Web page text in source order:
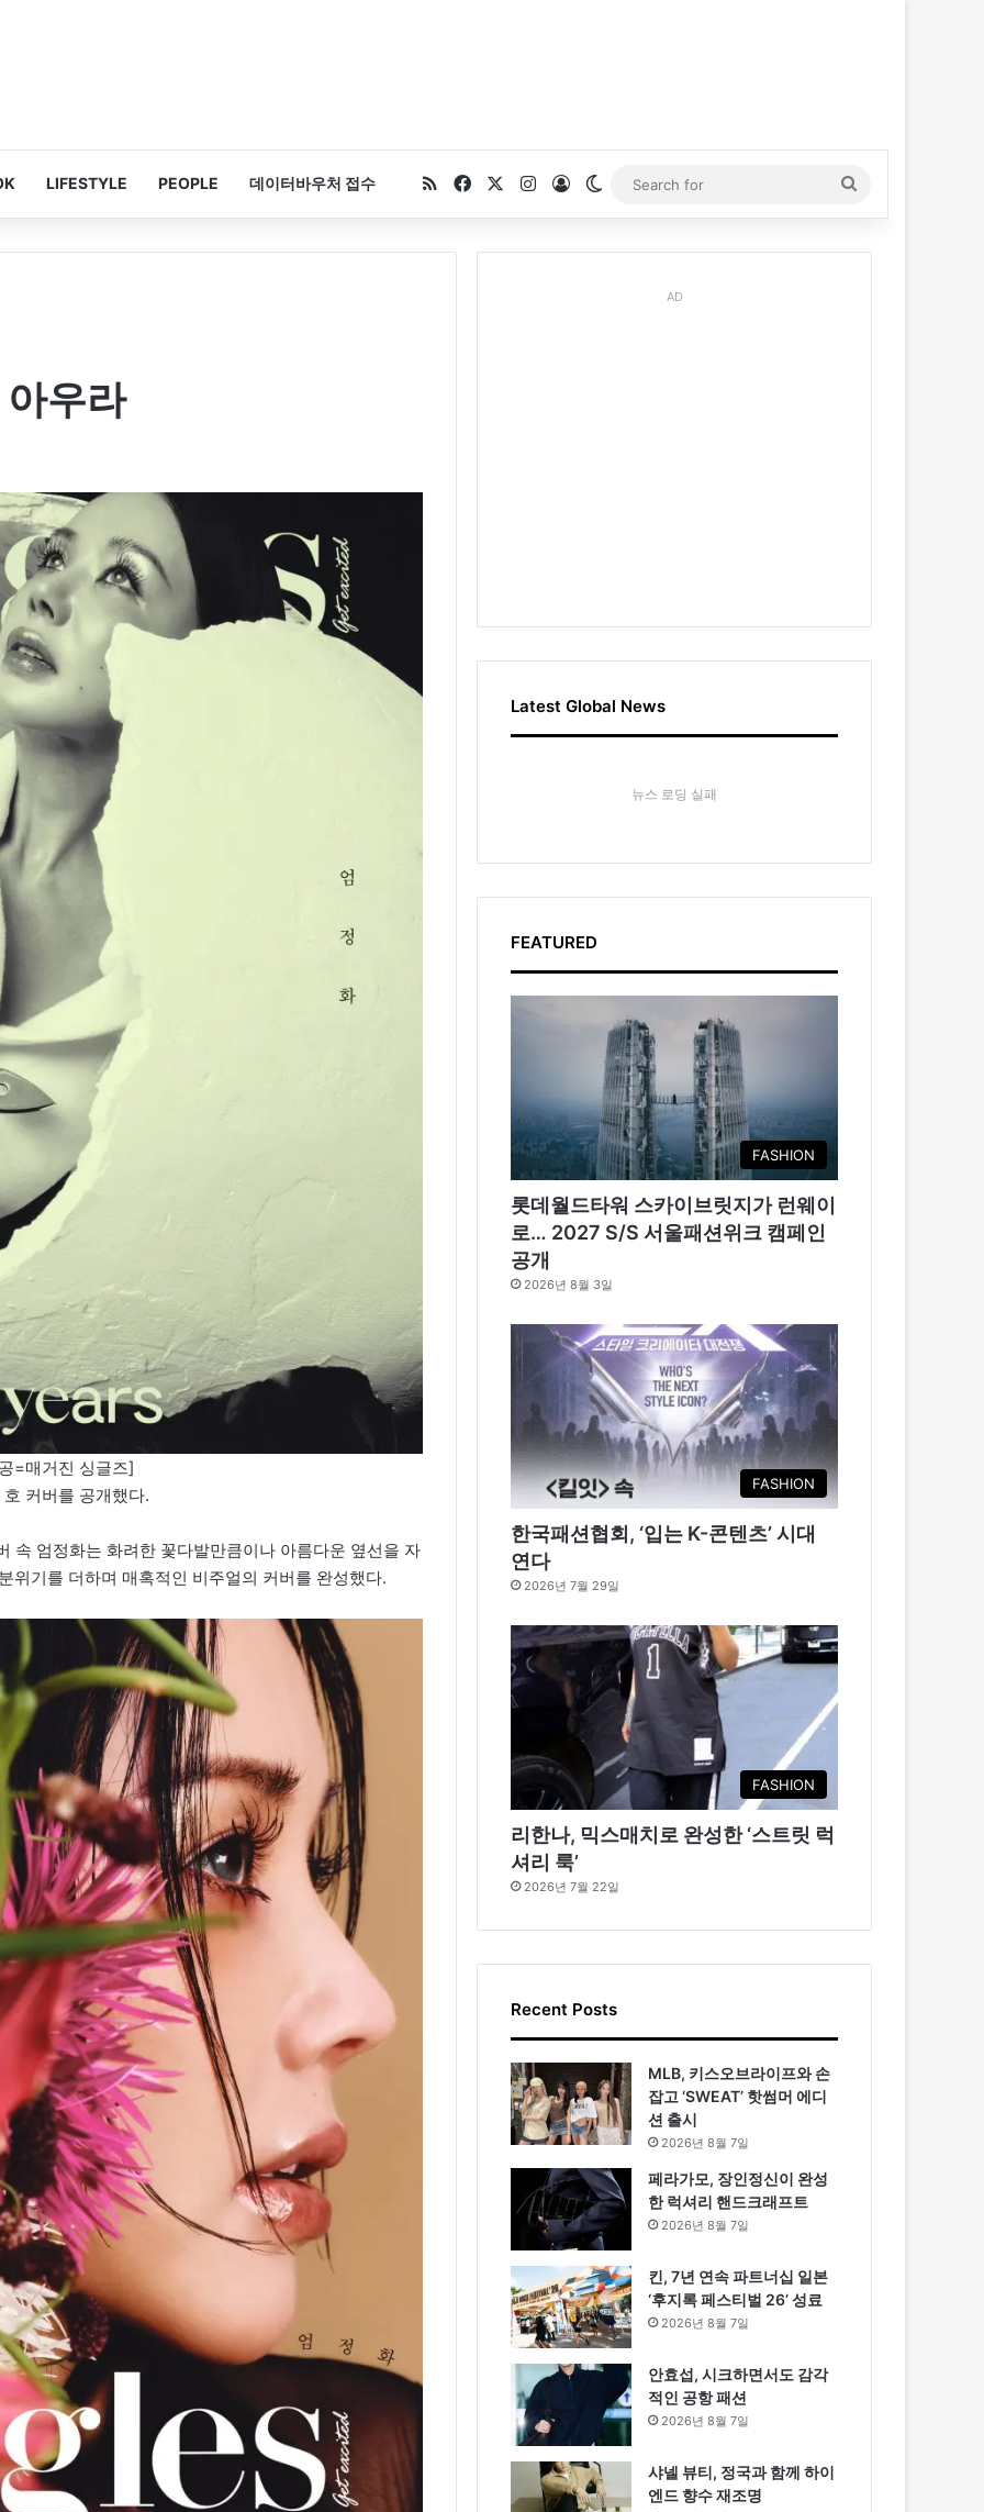
LIFESTYLE PEOPLE 데이터바우처 접수 RSSFacebookInstagram
Log InSwitch skin
for
우라
=매거진 싱글즈]
커버를 공개했다.
속 엄정화는 화려한 꽃다발만큼이나 아름다운 옆선을 자
위기를 더하며 매혹적인 비주얼의 커버를 완성했다.
AD
Latest Global News
뉴스 로딩 실패
FEATURED
FASHION
롯데월드타워 스카이브릿지가 런웨이
로… 2027 S/S 서울패션위크 캠페인
공개
2026년 8월 3일
FASHION
한국패션협회, ‘입는 K-콘텐츠’ 시대
연다
2026년 7월 29일
FASHION
리한나, 믹스매치로 완성한 ‘스트릿 럭
셔리 룩’
2026년 7월 22일
Recent Posts
MLB, 키스오브라이프와 손
잡고 ‘SWEAT’ 핫썸머 에디
션 출시
2026년 8월 7일
페라가모, 장인정신이 완성
한 럭셔리 핸드크래프트
2026년 8월 7일
킨, 7년 연속 파트너십 일본
‘후지록 페스티벌 26’ 성료
2026년 8월 7일
안효섭, 시크하면서도 감각
적인 공항 패션
2026년 8월 7일
샤넬 뷰티, 정국과 함께 하이
엔드 향수 재조명